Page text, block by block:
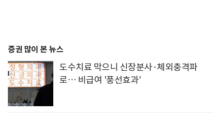
증권 많이 본 뉴스
도수치료 막으니 신장분사·체외충격파
로… 비급여 '풍선효과'